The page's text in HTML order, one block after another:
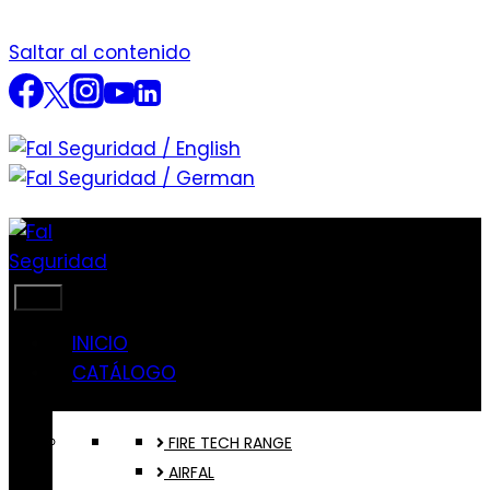
Saltar al contenido
INICIO
CATÁLOGO
FIRE TECH RANGE
AIRFAL